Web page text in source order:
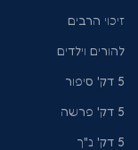
זיכוי הרבים
להורים וילדים
5 דק' סיפור
5 דק' פרשה
5 דק' נ"ך